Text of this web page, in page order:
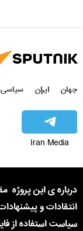
جهان ایران سیاسی
Iran Media
درباره ی این پروژه
انتقادات و
سیاست استفاده از